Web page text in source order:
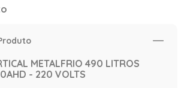
METALFRIO 490 LITROS
- 220 VOLTS